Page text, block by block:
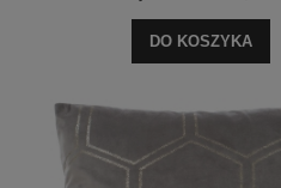
DO KOSZYKA